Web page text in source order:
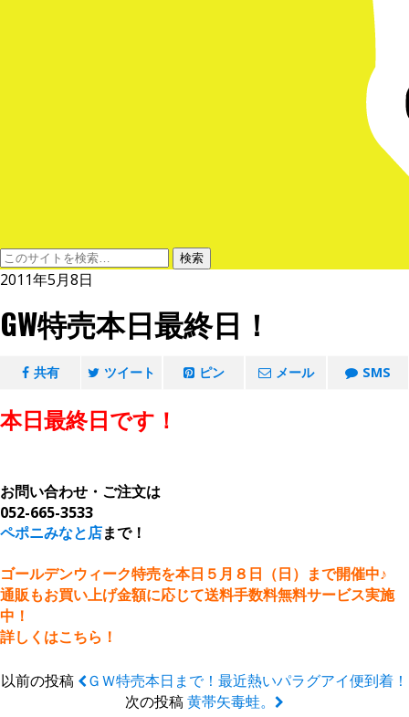
2011年5月8日
GW特売本日最終日！
共有 ツイート ピン メール SMS
本日最終日です！
お問い合わせ・ご注文は
052-665-3533
ペポニみなと店まで！
ゴールデンウィーク特売を本日５月８日（日）まで開催中♪
通販もお買い上げ金額に応じて送料手数料無料サービス実施
中！
詳しくはこちら！
以前の投稿
ＧＷ特売本日まで！最近熱いパラグアイ便到着！
次の投稿黄帯矢毒蛙。